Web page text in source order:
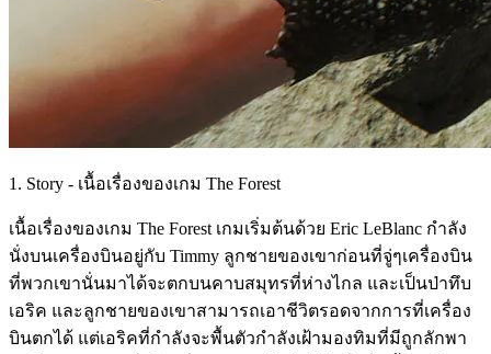
1. Story - เนื้อเรื่องของเกม The Forest
เนื้อเรื่องของเกม The Forest เกมเริ่มต้นด้วย Eric LeBlanc กำลัง
นั่งบนเครื่องบินอยู่กับ Timmy ลูกชายของเขาก่อนที่จู่ๆเครื่องบิน
ที่พวกเขานั่นมาได้จะตกบนคาบสมุทรที่ห่างไกล และเป็นป่าทึบ
เอริค และลูกชายของเขาสามารถเอาชีวิตรอดจากการที่เครื่อง
บินตกได้ แต่เอริคที่กำลังจะพื้นตัวกำลังเฝ้ามองทิมที่มีถูกลักพา